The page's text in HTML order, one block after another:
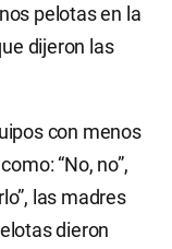
pelotas en la
dijeron las
con menos
“No, no”,
las madres
dieron